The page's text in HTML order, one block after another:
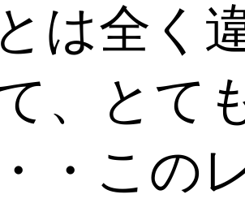
は全く
、とて
・この